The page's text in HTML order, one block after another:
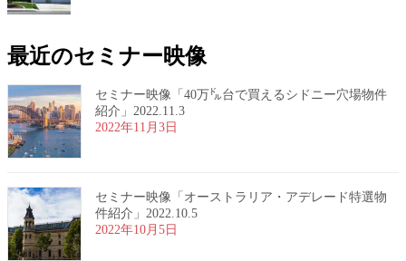
最近のセミナー映像
セミナー映像「40万㌦台で買えるシドニー穴場物件
紹介」2022.11.3
2022年11月3日
セミナー映像「オーストラリア・アデレード特選物
件紹介」2022.10.5
2022年10月5日